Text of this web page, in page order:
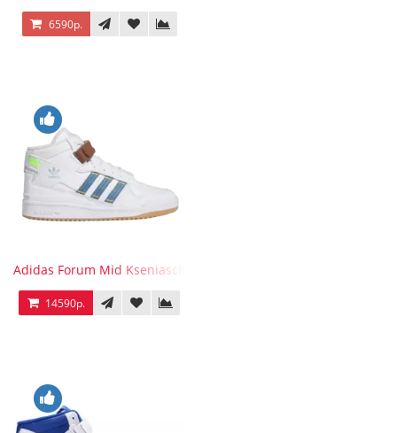
6590р.
Adidas Forum Mid Kseniaschnaider
14590р.